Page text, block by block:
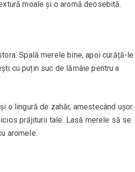
moale și o aromă deosebită.
Spală merele bine, apoi curăță-le
cu puțin suc de lămâie pentru a
o lingură de zahăr, amestecând ușor.
prăjiturii tale. Lasă merele să se
aromele.